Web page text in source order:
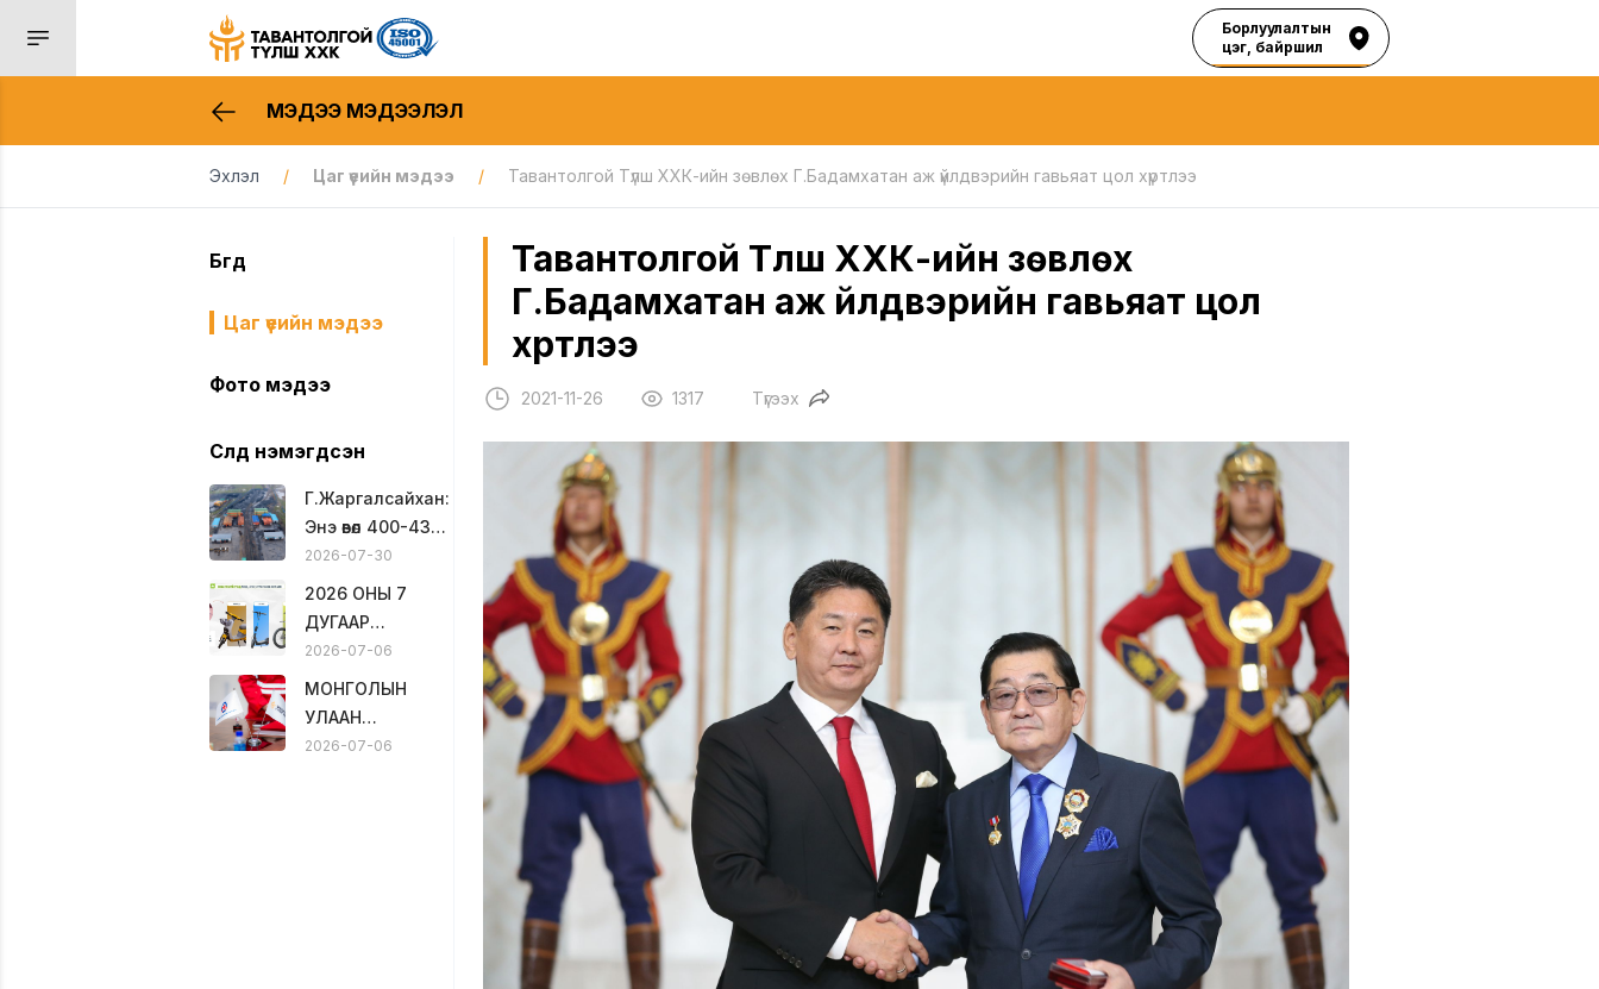
Борлуулалтын
цэг, байршил
МЭДЭЭ МЭДЭЭЛЭЛ
Эхлэл / Цаг үеийн мэдээ / Тавантолгой Түлш ХХК-ийн зөвлөх Г.Бадамхатан аж үйлдвэрийн гавьяат цол хүртлээ
Бүгд
Цаг үеийн мэдээ
Фото мэдээ
Сүүлд нэмэгдсэн
Г.Жаргалсайхан:
Энэ өвөл 400-430
мянган тонн
шахмал түлш
хэрэглэнэ
2026-07-30
2026 ОНЫ 7
ДУГААР
САРЫН 1-
НИЙ
ӨДРӨӨС 18
НАС
2026-07-06
МОНГОЛЫН
УЛААН
ЗАГАЛМАЙН
2026-07-06
Тавантолгой Түлш ХХК-ийн зөвлөх
Г.Бадамхатан аж үйлдвэрийн гавьяат цол
хүртлээ
2021-11-26 1317 Түгээх